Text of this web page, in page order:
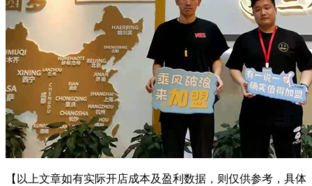
【以上文章如有实际开店成本及盈利数据，则仅供参考，具体